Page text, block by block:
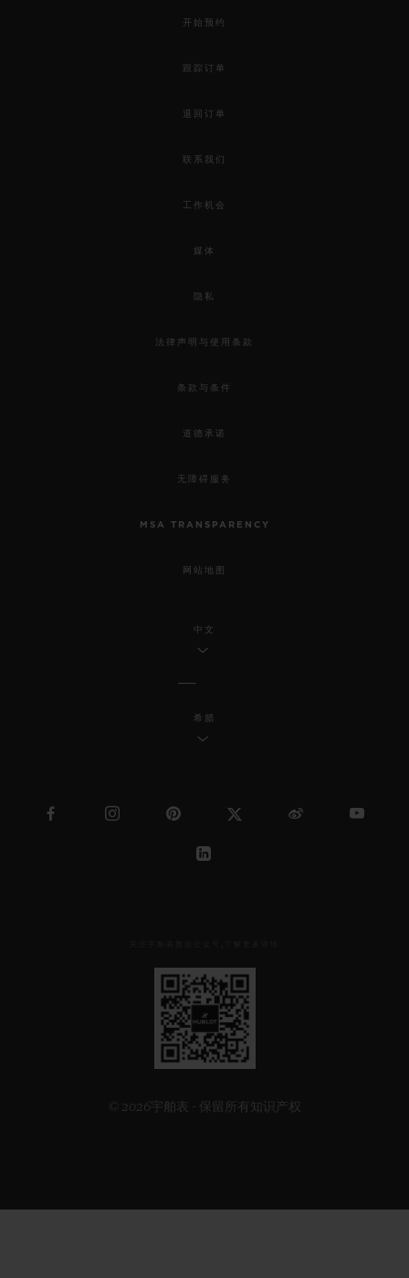
开始预约
跟踪订单
退回订单
联系我们
工作机会
媒体
隐私
法律声明与使用条款
条款与条件
道德承诺
无障碍服务
MSA TRANSPARENCY
网站地图
中文
希腊
见
下
方
二
维
码
© 2026宇舶表 - 保留所有知识产权